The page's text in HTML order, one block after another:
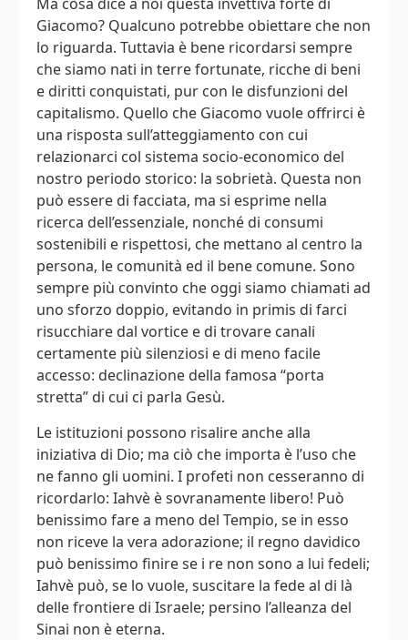
Ma cosa dice a noi questa invettiva forte di
Giacomo? Qualcuno potrebbe obiettare che non
lo riguarda. Tuttavia è bene ricordarsi sempre
che siamo nati in terre fortunate, ricche di beni
e diritti conquistati, pur con le disfunzioni del
capitalismo. Quello che Giacomo vuole offrirci è
una risposta sull’atteggiamento con cui
relazionarci col sistema socio-economico del
nostro periodo storico: la sobrietà. Questa non
può essere di facciata, ma si esprime nella
ricerca dell’essenziale, nonché di consumi
sostenibili e rispettosi, che mettano al centro la
persona, le comunità ed il bene comune. Sono
sempre più convinto che oggi siamo chiamati ad
uno sforzo doppio, evitando in primis di farci
risucchiare dal vortice e di trovare canali
certamente più silenziosi e di meno facile
accesso: declinazione della famosa “porta
stretta” di cui ci parla Gesù.
Le istituzioni possono risalire anche alla
iniziativa di Dio; ma ciò che importa è l’uso che
ne fanno gli uomini. I profeti non cesseranno di
ricordarlo: Iahvè è sovranamente libero! Può
benissimo fare a meno del Tempio, se in esso
non riceve la vera adorazione; il regno davidico
può benissimo finire se i re non sono a lui fedeli;
Iahvè può, se lo vuole, suscitare la fede al di là
delle frontiere di Israele; persino l’alleanza del
Sinai non è eterna.